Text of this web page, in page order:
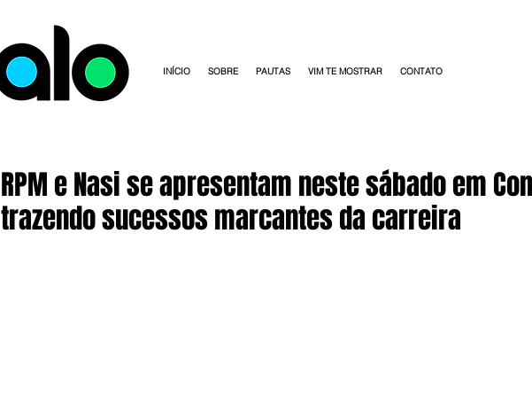
INÍCIO SOBRE PAUTAS VIM TE MOSTRAR CONTATO
RPM e Nasi se apresentam neste sábado em
trazendo sucessos marcantes da carreira